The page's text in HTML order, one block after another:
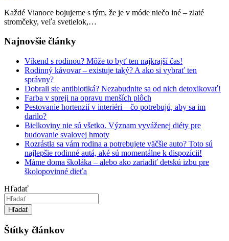
Každé Vianoce bojujeme s tým, že je v móde niečo iné – zlaté
stromčeky, veľa svetielok,…
Najnovšie články
Víkend s rodinou? Môže to byť ten najkrajší čas!
Rodinný kávovar – existuje taký? A ako si vybrať ten
správny?
Dobrali ste antibiotiká? Nezabudnite sa od nich detoxikovať!
Farba v spreji na opravu menších plôch
Pestovanie hortenzií v interiéri – čo potrebujú, aby sa im
darilo?
Bielkoviny nie sú všetko. Význam vyváženej diéty pre
budovanie svalovej hmoty
Rozrástla sa vám rodina a potrebujete väčšie auto? Toto sú
najlepšie rodinné autá, aké sú momentálne k dispozícii!
Máme doma školáka – alebo ako zariadiť detskú izbu pre
školopovinné dieťa
Hľadať
Hľadať
Štítky článkov